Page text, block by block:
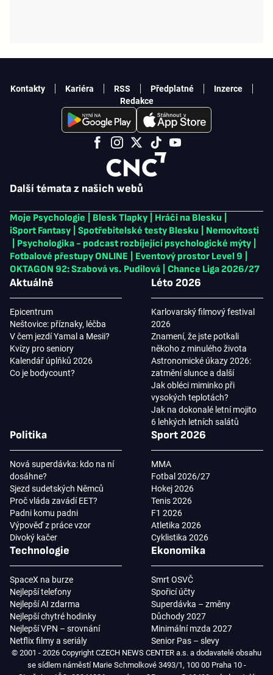
Další témata z našich webů
Moje Psychologie Blesk Tlapky Hráči na Blesku
iSport Fantasy
Spotřebitelské testy Blesku
Nemovitosti
Psychologika - podcast rozbíjející psychologické mýty
Fotbalové přestupy ONLINE
Eventový prostor Level 9
OKTAGON 92: Szabová vs. Pudilová
Chance Liga 2026/27
Aktuálně
Epicentrum
Neštovice: příznaky, léčba
V čem jezdí Yamal a Mesii?
Kvízy pro seniory
Kalendář úplňků 2026
Co je bodycount?
Léto 2026
Karlovarský filmový festival
2026
Znamení, že jste potkali
někoho z minulého života
Astronomické úkazy 2026:
zatmění slunce a další
Jak obléci miminko při
vysokých teplotách?
Jak na dokonalé letní mojito
6 lehkých letních salátů
Politika
Nová superdávka: kdo na ní
dosáhne?
Sjezd sudetských Němců
Proč vláda zavádí EET?
Padni komu padni
Výpověď z práce vzor
Divoký kačer
Sport 2026
MMA
Fotbal 2026/27
Hokej 2026
Tenis 2026
F1 2026
Atletika 2026
Cyklistika 2026
Technologie
SpaceX na burze
Nejlepší telefony
Nejlepší AI zdarma
Nejlepší chytré hodinky
Nejlepší VPN – srovnání
Netflix filmy a seriály
Ekonomika
Smrt OSVČ
Spořicí účty
Superdávka – změny
Důchody 2027
Minimální mzda 2027
Senior Pas – slevy
Kontakty Kariéra RSS Předplatné
Inzerce
Redakce
© 2001 - 2026 Copyright CZECH NEWS CENTER a.s. a dodavatelé obsahu
se sídlem náměstí Marie Schmolkové 3493/1, 100 00 Praha 10 -